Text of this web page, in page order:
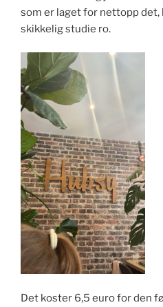
som er laget for nettopp
skikkelig studie ro.
Det koster 6,5 euro for den